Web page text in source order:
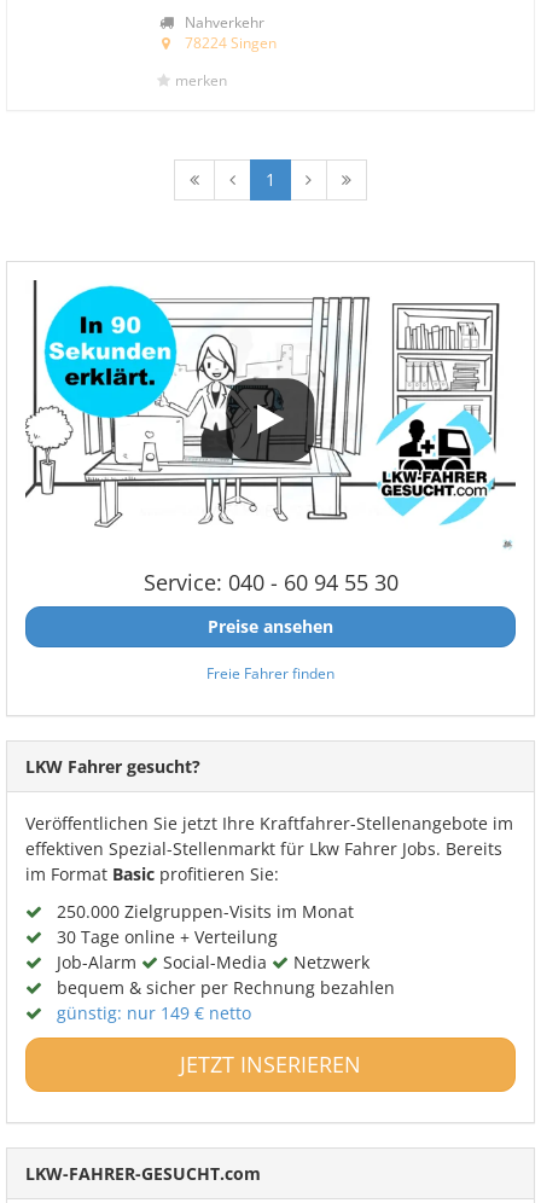
Nahverkehr
78224 Singen
merken
1
Service: 040 - 60 94 55 30
Preise ansehen
Freie Fahrer finden
LKW Fahrer gesucht?
Veröffentlichen Sie jetzt Ihre Kraftfahrer-Stellenangebote im
effektiven Spezial-Stellenmarkt für Lkw Fahrer Jobs. Bereits
im Format Basic profitieren Sie:
250.000 Zielgruppen-Visits im Monat
30 Tage online + Verteilung
Job-Alarm
Social-Media
Netzwerk
bequem & sicher per Rechnung bezahlen
günstig: nur 149 € netto
JETZT INSERIEREN
LKW-FAHRER-GESUCHT.com